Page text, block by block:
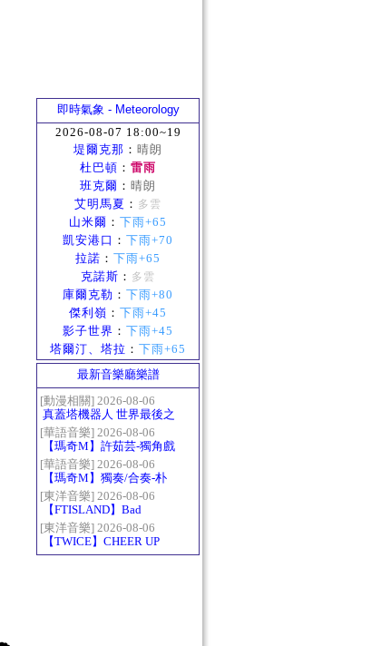
即時氣象 - Meteorology
2026-08-07 18:00~19
堤爾克那 ： 晴朗
杜巴頓 ： 雷雨
班克爾 ： 晴朗
艾明馬夏 ： 多雲
山米爾 ： 下雨+65
凱安港口 ： 下雨+70
拉諾 ： 下雨+65
克諾斯 ： 多雲
庫爾克勒 ： 下雨+80
傑利嶺 ： 下雨+45
影子世界 ： 下雨+45
塔爾汀、塔拉 ： 下雨+65
最新音樂廳樂譜
[動漫相關] 2026-08-06
真蓋塔機器人 世界最後之
日OP2 HEATS
[華語音樂] 2026-08-06
【瑪奇M】許茹芸-獨角戲
[華語音樂] 2026-08-06
【瑪奇M】獨奏/合奏-朴
樹-那些花兒
[東洋音樂] 2026-08-06
【FTISLAND】Bad
Woman
[東洋音樂] 2026-08-06
【TWICE】CHEER UP